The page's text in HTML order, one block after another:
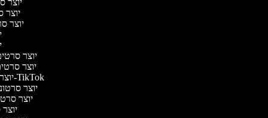
יוצר
יוצר
יוצר
יוצר
יוצר
יוצר סרטונים ל-TikTok
יוצר
יוצר